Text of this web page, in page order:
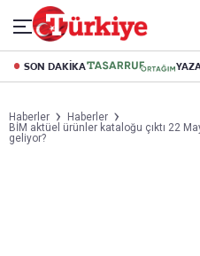
SON DAKİKA
Haberler
Haberler
BİM aktüel ürünler kataloğu çıktı 22
geliyor?